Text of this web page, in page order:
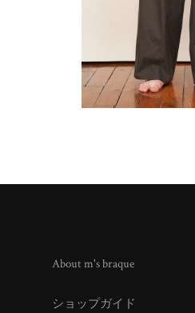
About m's braque
ショップガイド